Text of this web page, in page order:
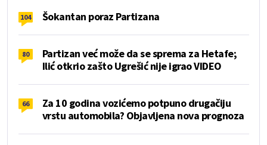
104 Šokantan poraz Partizana
80
Partizan već može da se sprema za Hetafe;
Ilić otkrio zašto Ugrešić nije igrao VIDEO
66
Za 10 godina vozićemo potpuno drugačiju
vrstu automobila? Objavljena nova prognoza